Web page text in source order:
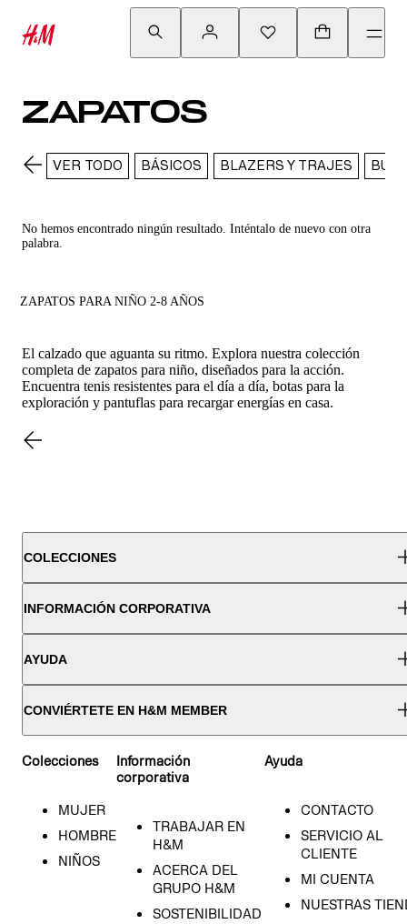
ZAPATOS
VER TODO BÁSICOS BLAZERS Y TRAJES
No hemos encontrado ningún resultado. Inténtalo de nuevo con otra
palabra.
ZAPATOS PARA NIÑO 2-8 AÑOS
El calzado que aguanta su ritmo. Explora nuestra colección
completa de zapatos para niño, diseñados para la acción.
Encuentra tenis resistentes para el día a día, botas para la
exploración y pantuflas para recargar energías en casa.
COLECCIONES
INFORMACIÓN CORPORATIVA
AYUDA
CONVIÉRTETE EN H&M MEMBER
Colecciones
MUJER
HOMBRE
NIÑOS
Información
corporativa
TRABAJAR EN
H&M
ACERCA DEL
GRUPO H&M
SOSTENIBILIDAD
Ayuda
CONTACTO
SERVICIO AL
CLIENTE
MI CUENTA
NUESTRAS